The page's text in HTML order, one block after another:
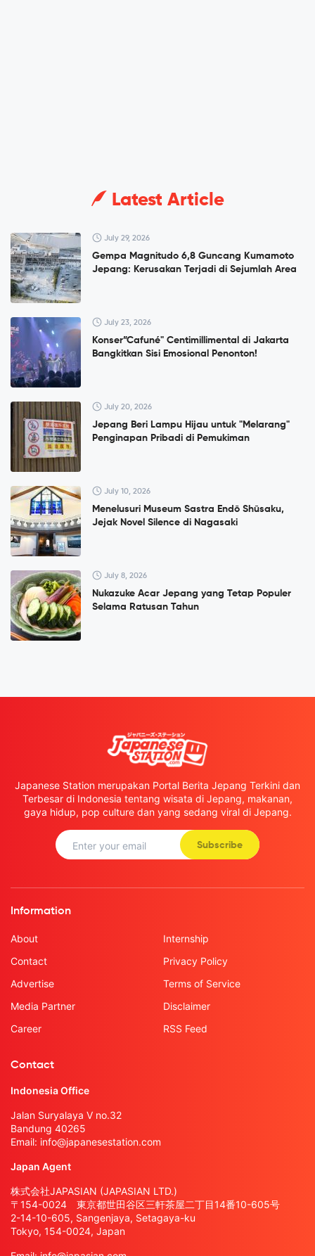
Latest Article
July 29, 2026
Gempa Magnitudo 6,8 Guncang Kumamoto
Jepang: Kerusakan Terjadi di Sejumlah Area
July 23, 2026
Konser”Cafuné" Centimillimental di Jakarta
Bangkitkan Sisi Emosional Penonton!
July 20, 2026
Jepang Beri Lampu Hijau untuk "Melarang"
Penginapan Pribadi di Pemukiman
July 10, 2026
Menelusuri Museum Sastra Endō Shūsaku,
Jejak Novel Silence di Nagasaki
July 8, 2026
Nukazuke Acar Jepang yang Tetap Populer
Selama Ratusan Tahun
Japanese Station merupakan Portal Berita Jepang Terkini dan
Terbesar di Indonesia tentang wisata di Jepang, makanan,
gaya hidup, pop culture dan yang sedang viral di Jepang.
Subscribe
Information
About
Contact
Advertise
Media Partner
Career
Internship
Privacy Policy
Terms of Service
Disclaimer
RSS Feed
Contact
Indonesia Office
Jalan Suryalaya V no.32
Bandung 40265
Email: info@japanesestation.com
Japan Agent
株式会社JAPASIAN (JAPASIAN LTD.)
〒154-0024 東京都世田谷区三軒茶屋二丁目14番10-605号
2-14-10-605, Sangenjaya, Setagaya-ku
Tokyo, 154-0024, Japan